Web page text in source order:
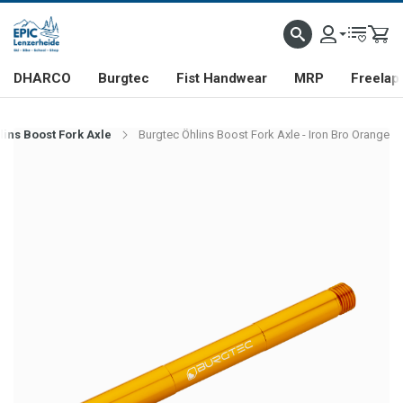
DHARCO Burgtec Fist Handwear MRP Freelap
Boost Fork Axle Burgtec Öhlins Boost Fork Axle - Iron Bro Orange